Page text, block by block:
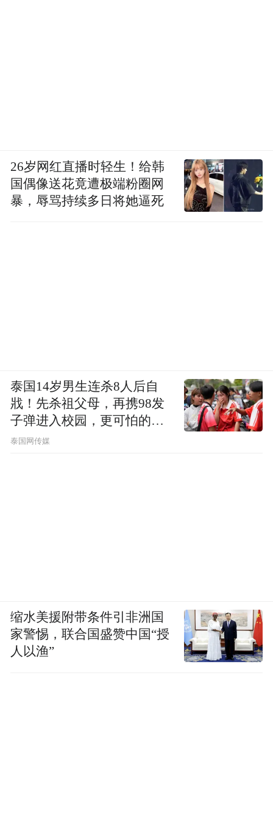
26岁网红直播时轻生！给韩
国偶像送花竟遭极端粉圈网
暴，辱骂持续多日将她逼死
泰国14岁男生连杀8人后自
戕！先杀祖父母，再携98发
子弹进入校园，更可怕的细
节公布了
泰国网传媒
缩水美援附带条件引非洲国
家警惕，联合国盛赞中国“授
人以渔”